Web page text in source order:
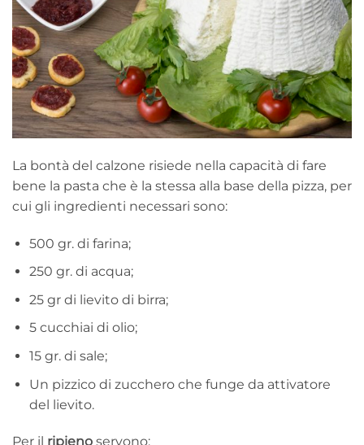
La bontà del calzone risiede nella capacità di fare
bene la pasta che è la stessa alla base della pizza, per
cui gli ingredienti necessari sono:
500 gr. di farina;
250 gr. di acqua;
25 gr di lievito di birra;
5 cucchiai di olio;
15 gr. di sale;
Un pizzico di zucchero che funge da attivatore
del lievito.
Per il ripieno servono: